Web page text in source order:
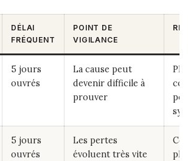
DÉLAI
FRÉQUENT
POINT DE
VIGILANCE
5 jours
ouvrés
La cause peut
devenir difficile à
prouver
5 jours
ouvrés
Les pertes
évoluent très vite